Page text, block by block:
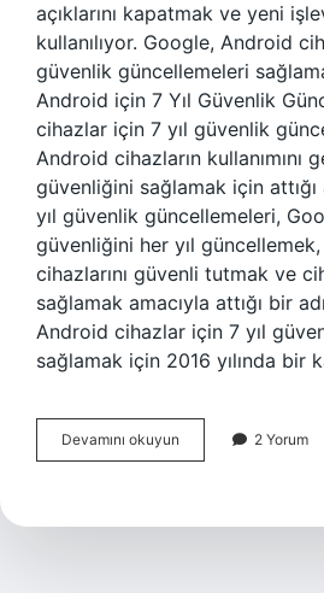
açıklarını kapatmak ve yeni
kullanılıyor. Google, Android
güvenlik güncellemeleri
Android için 7 Yıl Güvenlik
cihazlar için 7 yıl güvenlik
Android cihazların kullanımını
güvenliğini sağlamak için
yıl güvenlik güncellemeleri,
güvenliğini her yıl güncellemek,
cihazlarını güvenli tutmak ve
sağlamak amacıyla attığı bir
Android cihazlar için 7 yıl
sağlamak için 2016 yılında bir
Devamını okuyun Telefonlarda
7
2 Yorum